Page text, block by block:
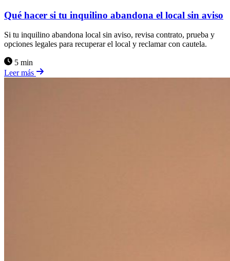
Qué hacer si tu inquilino abandona el local sin aviso
Si tu inquilino abandona local sin aviso, revisa contrato, prueba y
opciones legales para recuperar el local y reclamar con cautela.
5 min
Leer más